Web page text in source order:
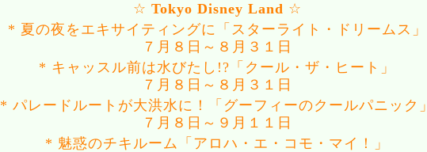
☆ Tokyo Disney Land ☆
* 夏の夜をエキサイティングに「スターライト・ドリームス」
７月８日～８月３１日
* キャッスル前は水びたし!?「クール・ザ・ヒート」
７月８日～８月３１日
* パレードルートが大洪水に！「グーフィーのクールパニック」
７月８日～９月１１日
* 魅惑のチキルーム「アロハ・エ・コモ・マイ！」